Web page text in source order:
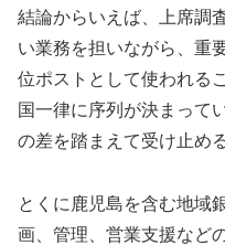
結論からいえば、上席調
い業務を担いながら、重
位ポストとして使われる
国一律に序列が決まって
の差を踏まえて受け止め
とくに鹿児島を含む地域
画、管理、営業支援など